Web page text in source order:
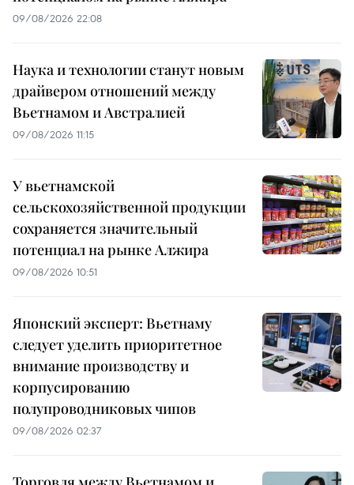
09/08/2026 22:08
Наука и технологии станут новым
драйвером отношений между
Вьетнамом и Австралией
09/08/2026 11:15
У вьетнамской
сельскохозяйственной продукции
сохраняется значительный
потенциал на рынке Алжира
09/08/2026 10:51
Японский эксперт: Вьетнаму
следует уделить приоритетное
внимание производству и
корпусированию
полупроводниковых чипов
09/08/2026 02:37